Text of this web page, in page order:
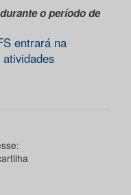
o período de
entrará na